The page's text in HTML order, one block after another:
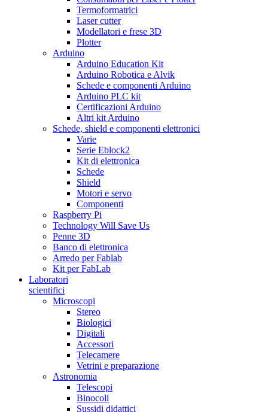
Termoformatrici
Laser cutter
Modellatori e frese 3D
Plotter
Arduino
Arduino Education Kit
Arduino Robotica e Alvik
Schede e componenti Arduino
Arduino PLC kit
Certificazioni Arduino
Altri kit Arduino
Schede, shield e componenti elettronici
Varie
Serie Eblock2
Kit di elettronica
Schede
Shield
Motori e servo
Componenti
Raspberry Pi
Technology Will Save Us
Penne 3D
Banco di elettronica
Arredo per Fablab
Kit per FabLab
Laboratori
scientifici
Microscopi
Stereo
Biologici
Digitali
Accessori
Telecamere
Vetrini e preparazione
Astronomia
Telescopi
Binocoli
Sussidi didattici